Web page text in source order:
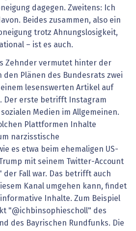
dagegen. Zweitens: Ich
Beides zusammen, also ein
trotz Ahnungslosigkeit,
– ist es auch.
Zehnder vermutet hinter der
Plänen des Bundesrats zwei
lesenswerten Artikel auf
Der erste betrifft Instagram
Medien im Allgemeinen.
Plattformen Inhalte
narzisstische
es etwa beim ehemaligen US-
mit seinem Twitter-Account
der Fall war. Das betrifft auch
Kanal umgehen kann, findet
Inhalte. Zum Beispiel
"@ichbinsophiescholl" des
des Bayrischen Rundfunks. Die